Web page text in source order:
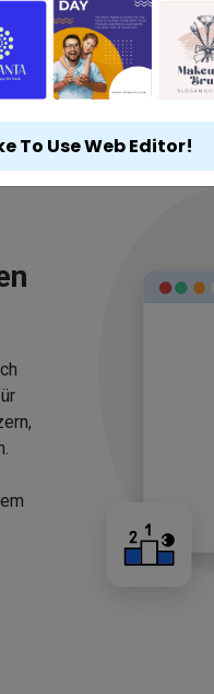
To Use Web Editor!